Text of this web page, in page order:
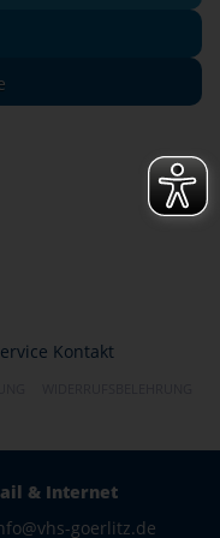
Kontakt
& Internet
goerlitz.de